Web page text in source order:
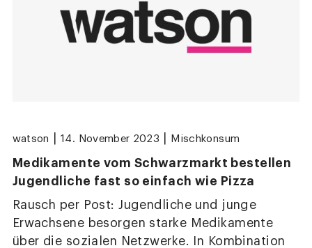
watson 14. November 2023 Mischkonsum
Medikamente vom Schwarzmarkt bestellen
Jugendliche fast so einfach wie Pizza
Rausch per Post: Jugendliche und junge
Erwachsene besorgen starke Medikamente
über die sozialen Netzwerke. In Kombination